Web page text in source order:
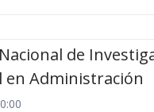
de
en Administración